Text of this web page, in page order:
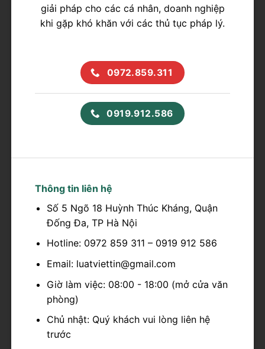
giải pháp cho các cá nhân, doanh nghiệp
khi gặp khó khăn với các thủ tục pháp lý.
0972.859.311
0919.912.586
Thông tin liên hệ
Số 5 Ngõ 18 Huỳnh Thúc Kháng, Quận
Đống Đa, TP Hà Nội
Hotline: 0972 859 311 – 0919 912 586
Email: luatviettin@gmail.com
Giờ làm việc: 08:00 - 18:00 (mở cửa văn
phòng)
Chủ nhật: Quý khách vui lòng liên hệ
trước